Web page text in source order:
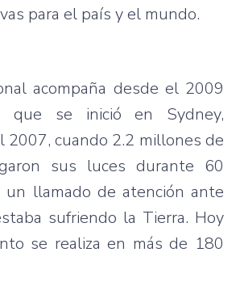
para el país y el mundo.
acompaña desde el 2009
que se inició en Sydney,
2007, cuando 2.2 millones de
sus luces durante 60
un llamado de atención ante
sufriendo la Tierra. Hoy
se realiza en más de 180